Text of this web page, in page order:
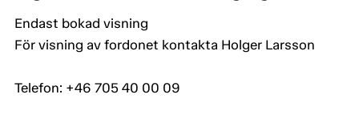
Endast bokad visning
För visning av fordonet kontakta Holger Larsson
Telefon: +46 705 40 00 09